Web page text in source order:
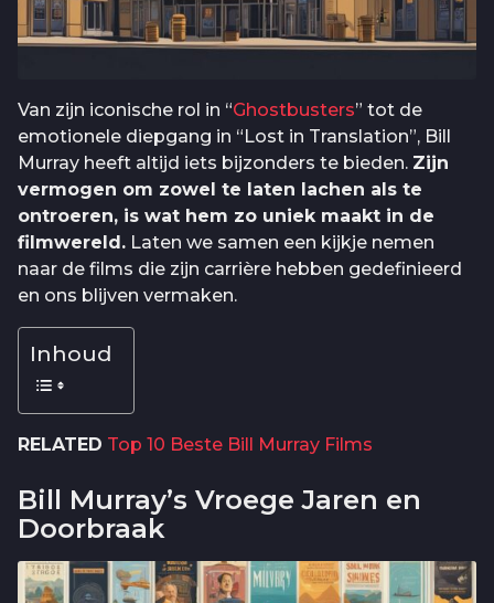
Van zijn iconische rol in “Ghostbusters” tot de
emotionele diepgang in “Lost in Translation”, Bill
Murray heeft altijd iets bijzonders te bieden. Zijn
vermogen om zowel te laten lachen als te
ontroeren, is wat hem zo uniek maakt in de
filmwereld. Laten we samen een kijkje nemen
naar de films die zijn carrière hebben gedefinieerd
en ons blijven vermaken.
Inhoud
RELATED Top 10 Beste Bill Murray Films
Bill Murray’s Vroege Jaren en
Doorbraak